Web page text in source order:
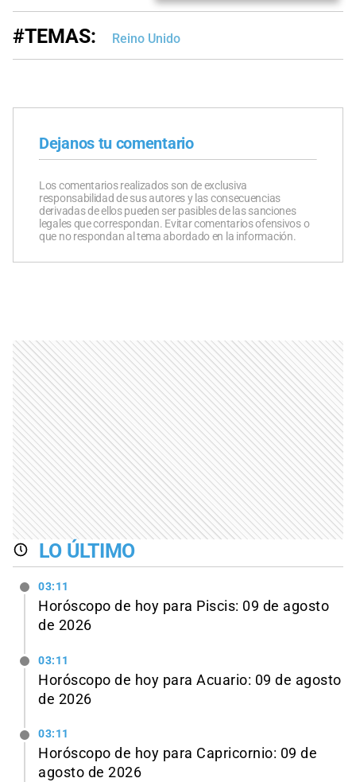
#TEMAS: Reino Unido
Dejanos tu comentario
Los comentarios realizados son de exclusiva
responsabilidad de sus autores y las consecuencias
derivadas de ellos pueden ser pasibles de las sanciones
legales que correspondan. Evitar comentarios ofensivos o
que no respondan al tema abordado en la información.
LO ÚLTIMO
03:11
Horóscopo de hoy para Piscis: 09 de agosto
de 2026
03:11
Horóscopo de hoy para Acuario: 09 de agosto
de 2026
03:11
Horóscopo de hoy para Capricornio: 09 de
agosto de 2026